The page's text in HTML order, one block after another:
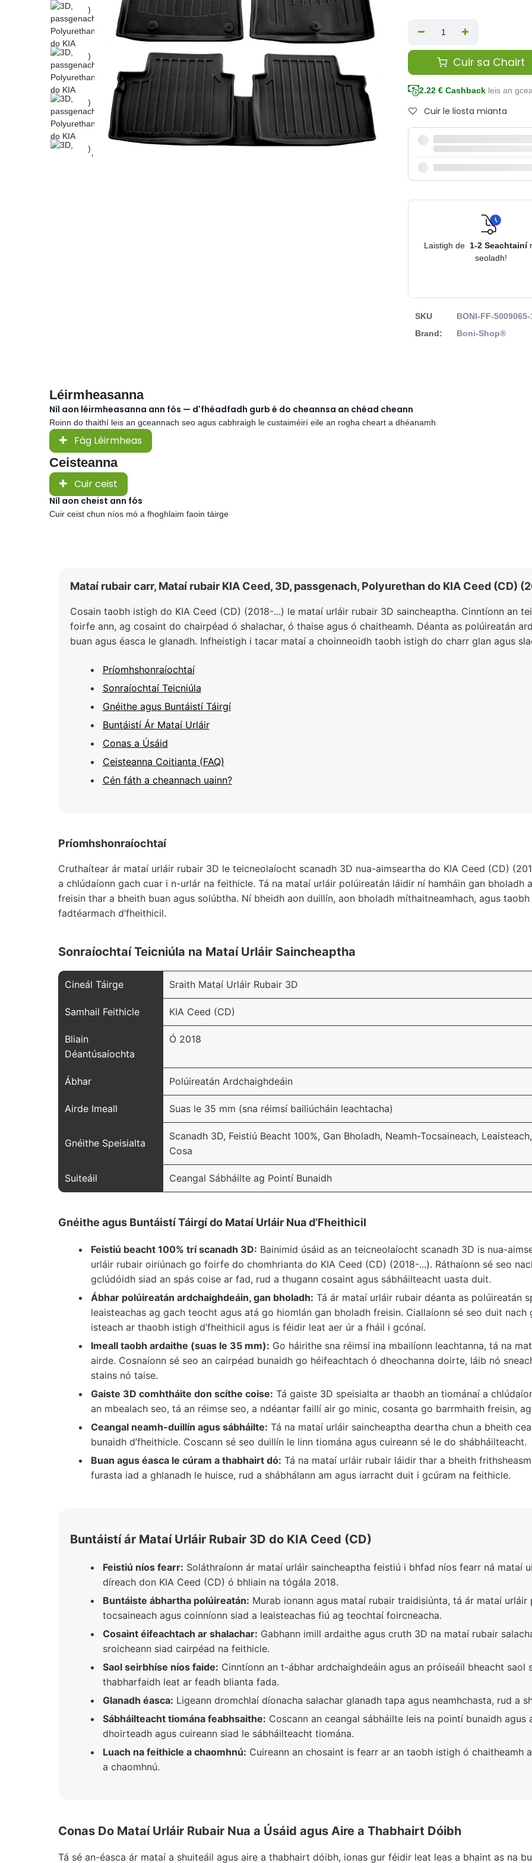
Cuir sa Chairt
2.22 € Cashback leis an
Cuir le liosta mianta
Laistigh de 1-2 Seachtainí
seoladh!
SKU
BONI-FF-5009065-
Brand:
Boni-Shop®
Léirmheasanna
Níl aon léirmheasanna ann fós — d'fhéadfadh gurb é do cheannsa an chéad cheann
Roinn do thaithí leis an gceannach seo agus cabhraigh le custaiméirí eile an rogha cheart a dhéanamh
Fág Léirmheas
Ceisteanna
Cuir ceist
Níl aon cheist ann fós
Cuir ceist chun níos mó a fhoghlaim faoin táirge
Mataí rubair carr, Mataí rubair KIA Ceed, 3D, passgenach, Polyurethan do KIA Ceed (CD)
Cosain taobh istigh do KIA Ceed (CD) (2018-...) le mataí urláir rubair 3D saincheaptha. Cinntíonn an
foirfe ann, ag cosaint do chairpéad ó shalachar, ó thaise agus ó chaitheamh. Déanta as polúireatán
buan agus éasca le glanadh. Infheistigh i tacar mataí a choinneoidh taobh istigh do charr glan agus
Príomhshonraíochtaí
Sonraíochtaí Teicniúla
Gnéithe agus Buntáistí Táirgí
Buntáistí Ár Mataí Urláir
Conas a Úsáid
Ceisteanna Coitianta (FAQ)
Cén fáth a cheannach uainn?
Príomhshonraíochtaí
Cruthaítear ár mataí urláir rubair 3D le teicneolaíocht scanadh 3D nua-aimseartha do KIA Ceed (CD)
a chlúdaíonn gach cuar i n-urlár na feithicle. Tá na mataí urláir polúireatán láidir ní hamháin gan bholadh
freisin thar a bheith buan agus solúbtha. Ní bheidh aon duillín, aon bholadh míthaitneamhach, agus
fadtéarmach d’fheithicil.
Sonraíochtaí Teicniúla na Mataí Urláir Saincheaptha
Cineál Táirge Sraith Mataí Urláir Rubair 3D
Samhail Feithicle KIA Ceed (CD)
Bliain
Déantúsaíochta
Ó 2018
Ábhar Polúireatán Ardchaighdeáin
Airde Imeall Suas le 35 mm (sna réimsí bailiúcháin leachtacha)
Gnéithe Speisialta
Scanadh 3D, Feistiú Beacht 100%, Gan Bholadh, Neamh-Tocsaineach,
Cosa
Suiteáil Ceangal Sábháilte ag Pointí Bunaidh
Gnéithe agus Buntáistí Táirgí do Mataí Urláir Nua d’Fheithicil
Feistiú beacht 100% trí scanadh 3D: Bainimid úsáid as an teicneolaíocht scanadh 3D is nua-
urláir rubair oiriúnach go foirfe do chomhrianta do KIA Ceed (CD) (2018-...). Ráthaíonn sé seo
gclúdóidh siad an spás coise ar fad, rud a thugann cosaint agus sábháilteacht uasta duit.
Ábhar polúireatán ardchaighdeáin, gan bholadh: Tá ár mataí urláir rubair déanta as polúireatán
leaisteachas ag gach teocht agus atá go hiomlán gan bholadh freisin. Ciallaíonn sé seo duit
isteach ar thaobh istigh d’fheithicil agus is féidir leat aer úr a fháil i gcónaí.
Imeall taobh ardaithe (suas le 35 mm): Go háirithe sna réimsí ina mbailíonn leachtanna, tá na
airde. Cosnaíonn sé seo an cairpéad bunaidh go héifeachtach ó dheochanna doirte, láib nó
stains nó taise.
Gaiste 3D comhtháite don scíthe coise: Tá gaiste 3D speisialta ar thaobh an tiománaí a
an mbealach seo, tá an réimse seo, a ndéantar faillí air go minic, cosanta go barrmhaith freisin,
Ceangal neamh-duillín agus sábháilte: Tá na mataí urláir saincheaptha deartha chun a bheith
bunaidh d’fheithicle. Coscann sé seo duillín le linn tiomána agus cuireann sé le do shábháilteacht.
Buan agus éasca le cúram a thabhairt dó: Tá na mataí urláir rubair láidir thar a bheith
furasta iad a ghlanadh le huisce, rud a shábhálann am agus iarracht duit i gcúram na feithicle.
Buntáistí ár Mataí Urláir Rubair 3D do KIA Ceed (CD)
Feistiú níos fearr: Soláthraíonn ár mataí urláir saincheaptha feistiú i bhfad níos fearr ná mataí
díreach don KIA Ceed (CD) ó bhliain na tógála 2018.
Buntáiste ábhartha polúireatán: Murab ionann agus mataí rubair traidisiúnta, tá ár mataí
tocsaineach agus coinníonn siad a leaisteachas fiú ag teochtaí foircneacha.
Cosaint éifeachtach ar shalachar: Gabhann imill ardaithe agus cruth 3D na mataí rubair
sroicheann siad cairpéad na feithicle.
Saol seirbhíse níos faide: Cinntíonn an t-ábhar ardchaighdeáin agus an próiseáil bheacht saol
thabharfaidh leat ar feadh blianta fada.
Glanadh éasca: Ligeann dromchlaí díonacha salachar glanadh tapa agus neamhchasta, rud a
Sábháilteacht tiomána feabhsaithe: Coscann an ceangal sábháilte leis na pointí bunaidh
dhoirteadh agus cuireann siad le sábháilteacht tiomána.
Luach na feithicle a chaomhnú: Cuireann an chosaint is fearr ar an taobh istigh ó chaitheamh
a chaomhnú.
Conas Do Mataí Urláir Rubair Nua a Úsáid agus Aire a Thabhairt Dóibh
Tá sé an-éasca ár mataí a shuiteáil agus aire a thabhairt dóibh, ionas gur féidir leat leas a bhaint as na